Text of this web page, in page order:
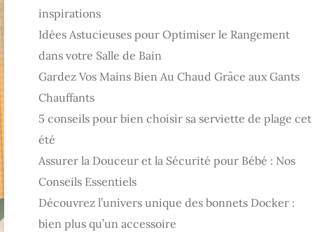
inspirations
Idées Astucieuses pour Optimiser le Rangement
dans votre Salle de Bain
Gardez Vos Mains Bien Au Chaud Grâce aux Gants
Chauffants
5 conseils pour bien choisir sa serviette de plage cet
été
Assurer la Douceur et la Sécurité pour Bébé : Nos
Conseils Essentiels
Découvrez l’univers unique des bonnets Docker :
bien plus qu’un accessoire